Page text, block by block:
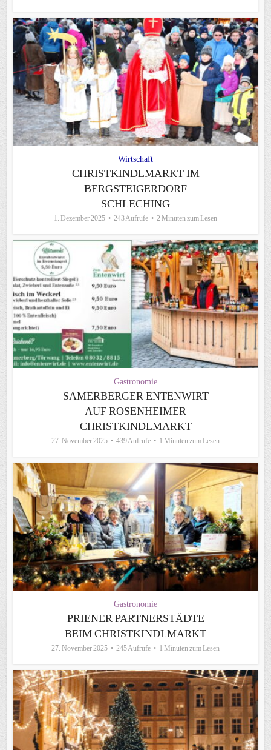
Wirtschaft
CHRISTKINDLMARKT IM
BERGSTEIGERDORF
SCHLECHING
1. Dezember 2025 243 Aufrufe 2 Minuten zum Lesen
Gastronomie
SAMERBERGER ENTENWIRT
AUF ROSENHEIMER
CHRISTKINDLMARKT
27. November 2025 439 Aufrufe 1 Minuten zum Lesen
Gastronomie
PRIENER PARTNERSTÄDTE
BEIM CHRISTKINDLMARKT
27. November 2025 245 Aufrufe 1 Minuten zum Lesen